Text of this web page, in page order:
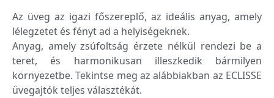
Az üveg az igazi főszereplő, az ideális anyag, amely
lélegzetet és fényt ad a helyiségeknek.
Anyag, amely zsúfoltság érzete nélkül rendezi be a
teret, és harmonikusan illeszkedik bármilyen
környezetbe. Tekintse meg az alábbiakban az ECLISSE
üvegajtók teljes választékát.